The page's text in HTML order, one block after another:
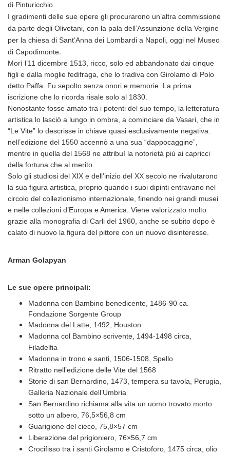
di Pinturicchio.
I gradimenti delle sue opere gli procurarono un’altra commissione
da parte degli Olivetani, con la pala dell’Assunzione della Vergine
per la chiesa di Sant’Anna dei Lombardi a Napoli, oggi nel Museo
di Capodimonte.
Morì l’11 dicembre 1513, ricco, solo ed abbandonato dai cinque
figli e dalla moglie fedifraga, che lo tradiva con Girolamo di Polo
detto Paffa. Fu sepolto senza onori e memorie. La prima
iscrizione che lo ricorda risale solo al 1830.
Nonostante fosse amato tra i potenti del suo tempo, la letteratura
artistica lo lasciò a lungo in ombra, a cominciare da Vasari, che in
“Le Vite” lo descrisse in chiave quasi esclusivamente negativa:
nell’edizione del 1550 accennò a una sua “dappocaggine”,
mentre in quella del 1568 ne attribuì la notorietà più ai capricci
della fortuna che al merito.
Solo gli studiosi del XIX e dell’inizio del XX secolo ne rivalutarono
la sua figura artistica, proprio quando i suoi dipinti entravano nel
circolo del collezionismo internazionale, finendo nei grandi musei
e nelle collezioni d’Europa e America. Viene valorizzato molto
grazie alla monografia di Carli del 1960, anche se subito dopo è
calato di nuovo la figura del pittore con un nuovo disinteresse.
Arman Golapyan
Le sue opere principali:
Madonna con Bambino benedicente, 1486-90 ca.
Fondazione Sorgente Group
Madonna del Latte, 1492, Houston
Madonna col Bambino scrivente, 1494-1498 circa,
Filadelfia
Madonna in trono e santi, 1506-1508, Spello
Ritratto nell’edizione delle Vite del 1568
Storie di san Bernardino, 1473, tempera su tavola, Perugia,
Galleria Nazionale dell’Umbria
San Bernardino richiama alla vita un uomo trovato morto
sotto un albero, 76,5×56,8 cm
Guarigione del cieco, 75,8×57 cm
Liberazione del prigioniero, 76×56,7 cm
Crocifisso tra i santi Girolamo e Cristoforo, 1475 circa, olio